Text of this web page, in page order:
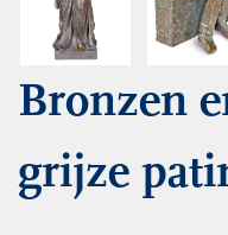
Bronzen
grijze